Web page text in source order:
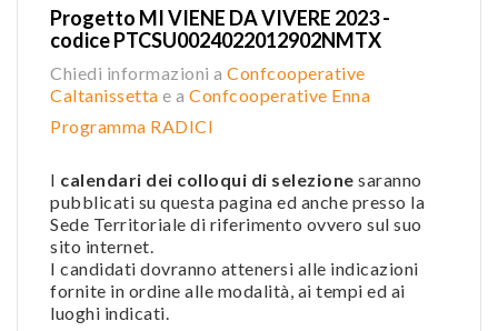
Progetto MI VIENE DA VIVERE 2023 -
codice PTCSU0024022012902NMTX
Chiedi informazioni a Confcooperative
Caltanissetta e a Confcooperative Enna
Programma RADICI
I calendari dei colloqui di selezione saranno
pubblicati su questa pagina ed anche presso la
Sede Territoriale di riferimento ovvero sul suo
sito internet.
I candidati dovranno attenersi alle indicazioni
fornite in ordine alle modalità, ai tempi ed ai
luoghi indicati.